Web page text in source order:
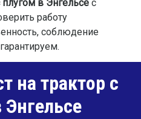
в Энгельсес
работу
соблюдение
на трактор с
Энгельсе